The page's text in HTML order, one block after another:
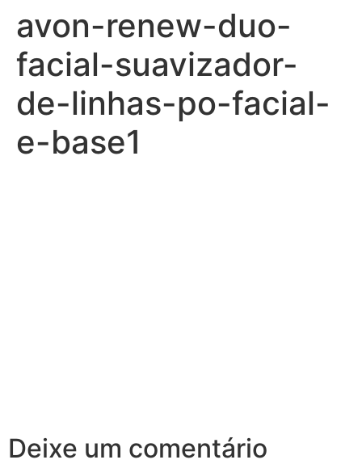
avon-renew-duo-
facial-suavizador-
de-linhas-po-facial-
e-base1
Deixe um comentário